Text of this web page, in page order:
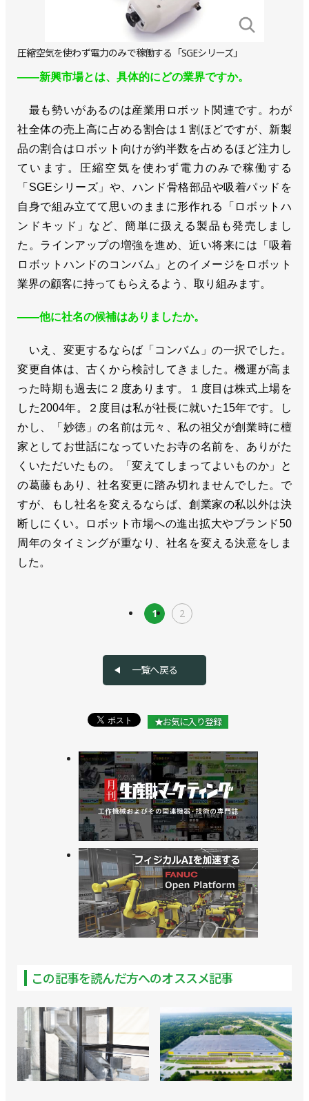
圧縮空気を使わず電力のみで稼働する「SGEシリーズ」
――新興市場とは、具体的にどの業界ですか。
最も勢いがあるのは産業用ロボット関連です。わが
社全体の売上高に占める割合は１割ほどですが、新製
品の割合はロボット向けが約半数を占めるほど注力し
ています。圧縮空気を使わず電力のみで稼働する
「SGEシリーズ」や、ハンド骨格部品や吸着パッドを
自身で組み立てて思いのままに形作れる「ロボットハ
ンドキッド」など、簡単に扱える製品も発売しまし
た。ラインアップの増強を進め、近い将来には「吸着
ロボットハンドのコンバム」とのイメージをロボット
業界の顧客に持ってもらえるよう、取り組みます。
――他に社名の候補はありましたか。
いえ、変更するならば「コンバム」の一択でした。
変更自体は、古くから検討してきました。機運が高ま
った時期も過去に２度あります。１度目は株式上場を
した2004年。２度目は私が社長に就いた15年です。し
かし、「妙徳」の名前は元々、私の祖父が創業時に檀
家としてお世話になっていたお寺の名前を、ありがた
くいただいたもの。「変えてしまってよいものか」と
の葛藤もあり、社名変更に踏み切れませんでした。で
すが、もし社名を変えるならば、創業家の私以外は決
断しにくい。ロボット市場への進出拡大やブランド50
周年のタイミングが重なり、社名を変える決意をしま
した。
1 2
一覧へ戻る
★お気に入り登録
この記事を読んだ方へのオススメ記事